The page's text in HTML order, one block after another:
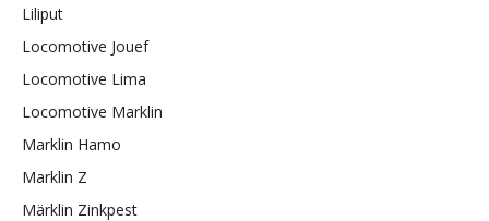
Liliput
Locomotive Jouef
Locomotive Lima
Locomotive Marklin
Marklin Hamo
Marklin Z
Märklin Zinkpest